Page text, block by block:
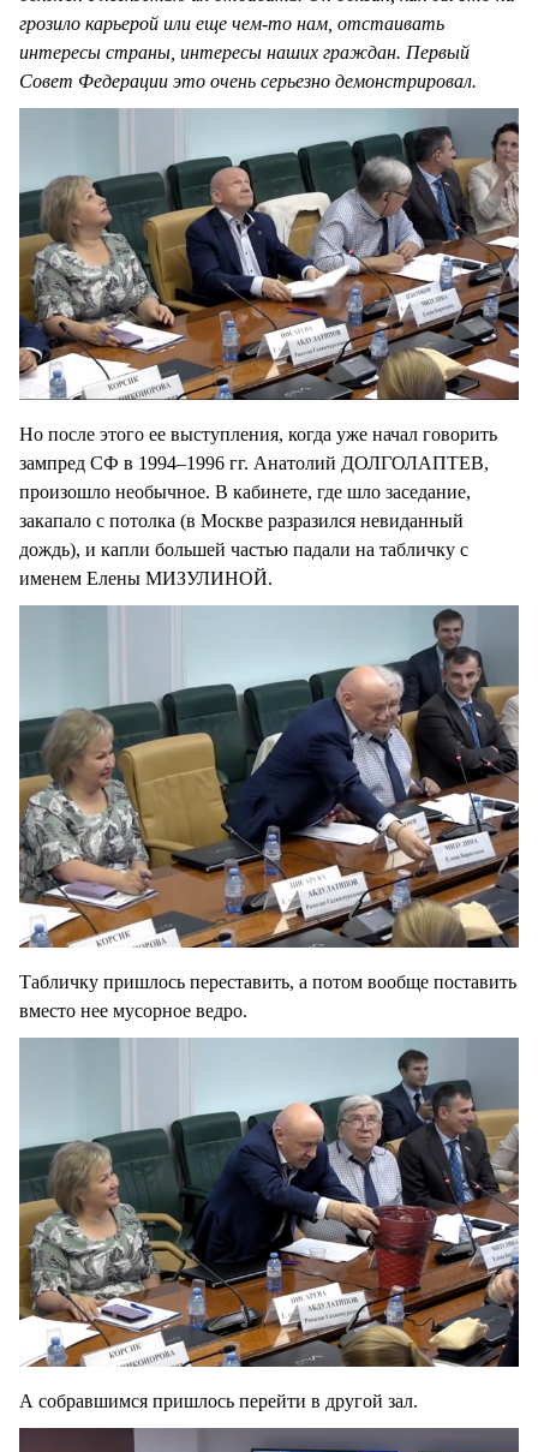
грозило карьерой или еще чем-то нам, отстаивать
интересы страны, интересы наших граждан. Первый
Совет Федерации это очень серьезно демонстрировал.
Но после этого ее выступления, когда уже начал говорить
зампред СФ в 1994–1996 гг. Анатолий ДОЛГОЛАПТЕВ,
произошло необычное. В кабинете, где шло заседание,
закапало с потолка (в Москве разразился невиданный
дождь), и капли большей частью падали на табличку с
именем Елены МИЗУЛИНОЙ.
Табличку пришлось переставить, а потом вообще поставить
вместо нее мусорное ведро.
А собравшимся пришлось перейти в другой зал.